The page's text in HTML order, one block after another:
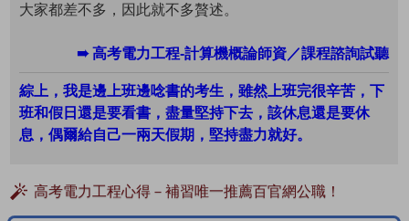
大家都差不多，因此就不多贅述。
➠ 高考電力工程-計算機概論師資／課程諮詢試聽
綜上，我是邊上班邊唸書的考生，雖然上班完很辛苦，下
班和假日還是要看書，盡量堅持下去，該休息還是要休
息，偶爾給自己一兩天假期，堅持盡力就好。
高考電力工程心得－補習唯一推薦百官網公職！